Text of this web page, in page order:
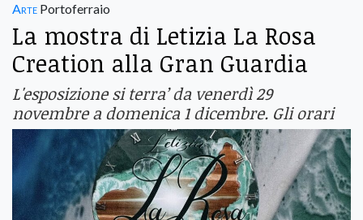
Arte Portoferraio
La mostra di Letizia La Rosa
Creation alla Gran Guardia
L'esposizione si terra’ da venerdì 29
novembre a domenica 1 dicembre. Gli orari